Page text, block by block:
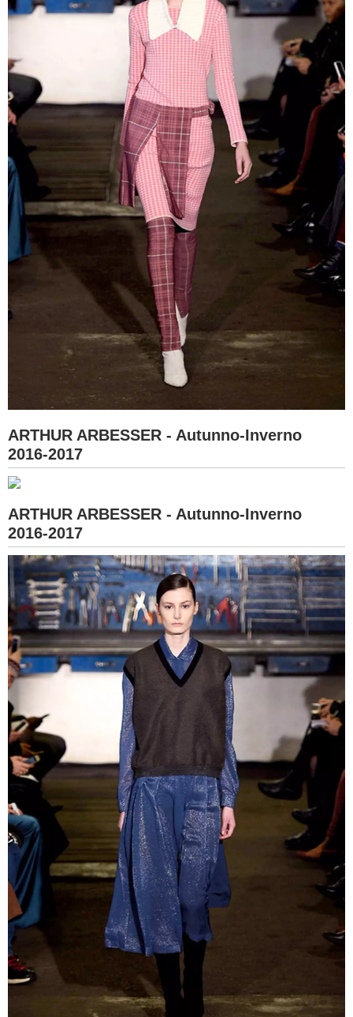
ARTHUR ARBESSER - Autunno-Inverno
2016-2017
ARTHUR ARBESSER - Autunno-Inverno
2016-2017